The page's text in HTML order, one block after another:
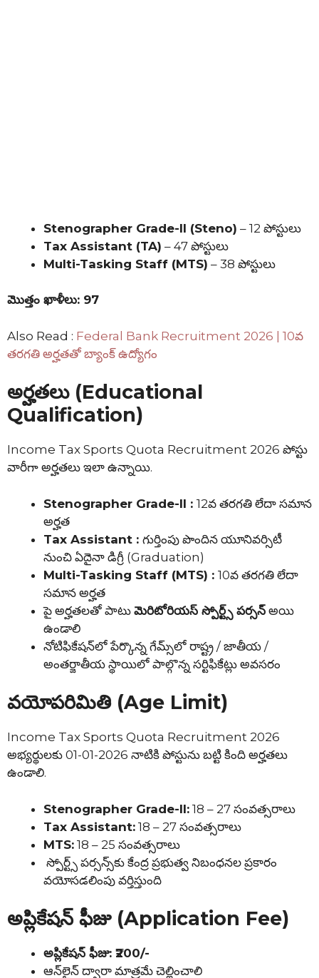
Stenographer Grade-II (Steno) – 12 పోస్టులు
Tax Assistant (TA) – 47 పోస్టులు
Multi-Tasking Staff (MTS) – 38 పోస్టులు
మొత్తం ఖాళీలు: 97
Also Read : Federal Bank Recruitment 2026 | 10వ
తరగతి అర్హతతో బ్యాంక్ ఉద్యోగం
అర్హతలు (Educational
Qualification)
Income Tax Sports Quota Recruitment 2026 పోస్టు
వారీగా అర్హతలు ఇలా ఉన్నాయి.
Stenographer Grade-II : 12వ తరగతి లేదా సమాన
అర్హత
Tax Assistant : గుర్తింపు పొందిన యూనివర్సిటీ
నుంచి ఏదైనా డిగ్రీ (Graduation)
Multi-Tasking Staff (MTS) : 10వ తరగతి లేదా
సమాన అర్హత
పై అర్హతలతో పాటు మెరిటోరియస్ స్పోర్ట్స్ పర్సన్ అయి
ఉండాలి
నోటిఫికేషన్‌లో పేర్కొన్న గేమ్స్‌లో రాష్ట్ర / జాతీయ /
అంతర్జాతీయ స్థాయిలో పాల్గొన్న సర్టిఫికేట్లు అవసరం
వయోపరిమితి (Age Limit)
Income Tax Sports Quota Recruitment 2026
అభ్యర్థులకు 01-01-2026 నాటికి పోస్టును బట్టి కింది అర్హతలు
ఉండాలి.
Stenographer Grade-II: 18 – 27 సంవత్సరాలు
Tax Assistant: 18 – 27 సంవత్సరాలు
MTS: 18 – 25 సంవత్సరాలు
స్పోర్ట్స్ పర్సన్స్‌కు కేంద్ర ప్రభుత్వ నిబంధనల ప్రకారం
వయోసడలింపు వర్తిస్తుంది
అప్లికేషన్ ఫీజు (Application Fee)
అప్లికేషన్ ఫీజు: ₹200/-
ఆన్‌లైన్ ద్వారా మాత్రమే చెల్లించాలి